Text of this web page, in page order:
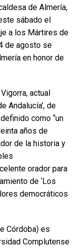
de Almería,
sábado el
a los Mártires de
de agosto se
en honor de
actual
Andalucía’, de
como “un
años de
de la historia y
orador para
de ‘Los
democráticos
Córdoba) es
Complutense